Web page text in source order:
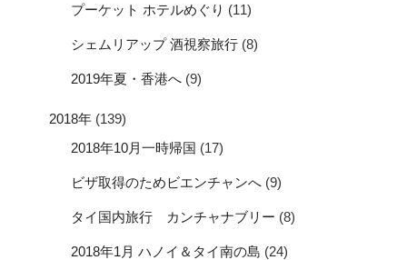
プーケット ホテルめぐり (11)
シェムリアップ 酒視察旅行 (8)
2019年夏・香港へ (9)
2018年 (139)
2018年10月一時帰国 (17)
ビザ取得のためビエンチャンへ (9)
タイ国内旅行 カンチャナブリー (8)
2018年1月 ハノイ＆タイ南の島 (24)